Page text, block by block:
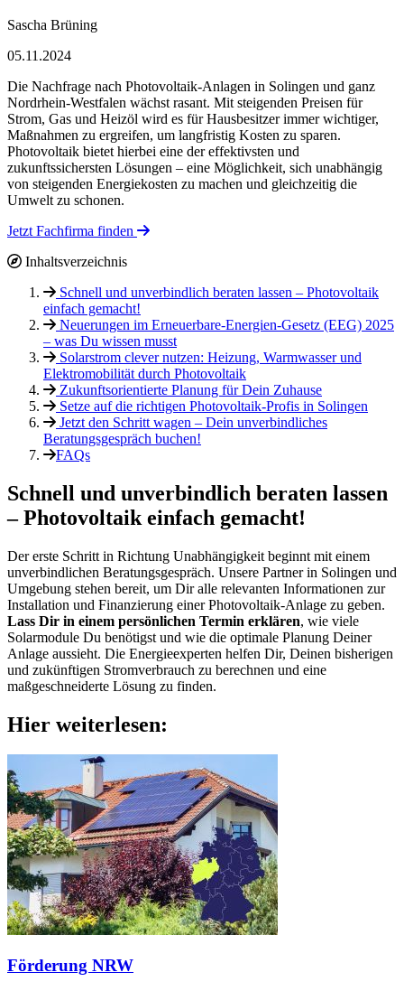
Sascha Brüning
05.11.2024
Die Nachfrage nach Photovoltaik-Anlagen in Solingen und ganz
Nordrhein-Westfalen wächst rasant. Mit steigenden Preisen für
Strom, Gas und Heizöl wird es für Hausbesitzer immer wichtiger,
Maßnahmen zu ergreifen, um langfristig Kosten zu sparen.
Photovoltaik bietet hierbei eine der effektivsten und
zukunftssichersten Lösungen – eine Möglichkeit, sich unabhängig
von steigenden Energiekosten zu machen und gleichzeitig die
Umwelt zu schonen.
Jetzt Fachfirma finden
Inhaltsverzeichnis
Schnell und unverbindlich beraten lassen – Photovoltaik
einfach gemacht!
Neuerungen im Erneuerbare-Energien-Gesetz (EEG) 2025
– was Du wissen musst
Solarstrom clever nutzen: Heizung, Warmwasser und
Elektromobilität durch Photovoltaik
Zukunftsorientierte Planung für Dein Zuhause
Setze auf die richtigen Photovoltaik-Profis in Solingen
Jetzt den Schritt wagen – Dein unverbindliches
Beratungsgespräch buchen!
FAQs
Schnell und unverbindlich beraten lassen
– Photovoltaik einfach gemacht!
Der erste Schritt in Richtung Unabhängigkeit beginnt mit einem
unverbindlichen Beratungsgespräch. Unsere Partner in Solingen und
Umgebung stehen bereit, um Dir alle relevanten Informationen zur
Installation und Finanzierung einer Photovoltaik-Anlage zu geben.
Lass Dir in einem persönlichen Termin erklären, wie viele
Solarmodule Du benötigst und wie die optimale Planung Deiner
Anlage aussieht. Die Energieexperten helfen Dir, Deinen bisherigen
und zukünftigen Stromverbrauch zu berechnen und eine
maßgeschneiderte Lösung zu finden.
Hier weiterlesen:
Förderung NRW